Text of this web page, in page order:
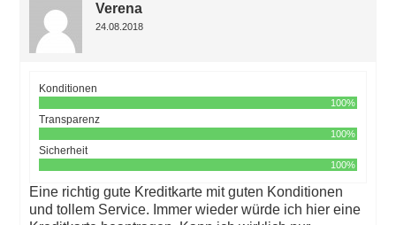
Verena
24.08.2018
Konditionen
100%
Transparenz
100%
Sicherheit
100%
Eine richtig gute Kreditkarte mit guten Konditionen
und tollem Service. Immer wieder würde ich hier eine